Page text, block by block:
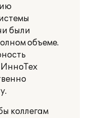
были
объеме.
коллегам